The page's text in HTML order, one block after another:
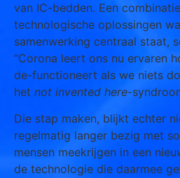
van IC-bedden. Een
technologische oplossingen
samenwerking centraal staat,
“Corona leert ons nu ervaren
de-functioneert als we niets
het not invented here-
Die stap maken, blijkt echter
regelmatig langer bezig met
mensen meekrijgen in een
de technologie die daarmee